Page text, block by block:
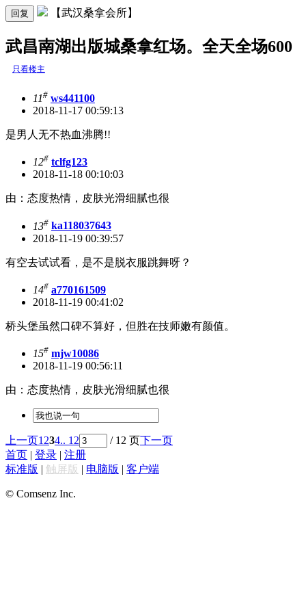
回复 【武汉桑拿会所】
武昌南湖出版城桑拿红场。全天全场600
只看楼主
11# ws441100
2018-11-17 00:59:13
是男人无不热血沸腾!!
12# tclfg123
2018-11-18 00:10:03
由：态度热情，皮肤光滑细腻也很
13# ka118037643
2018-11-19 00:39:57
有空去试试看，是不是脱衣服跳舞呀？
14# a770161509
2018-11-19 00:41:02
桥头堡虽然口碑不算好，但胜在技师嫩有颜值。
15# mjw10086
2018-11-19 00:56:11
由：态度热情，皮肤光滑细腻也很
上一页 1234.. 12 / 12 页
下一页
首页
登录
注册
标准版
触屏版 电脑版 客户端
© Comsenz Inc.